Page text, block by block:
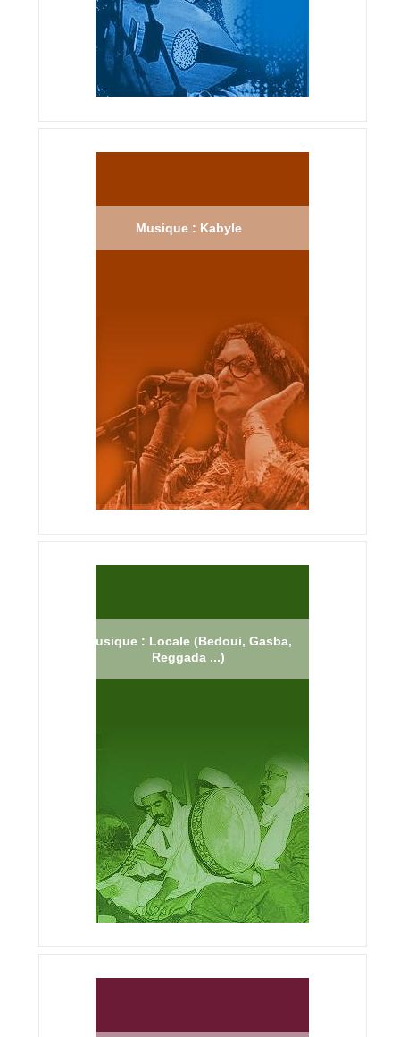
Musique : Kabyle
Musique : Locale (Bedoui, Gasba,
Reggada ...)